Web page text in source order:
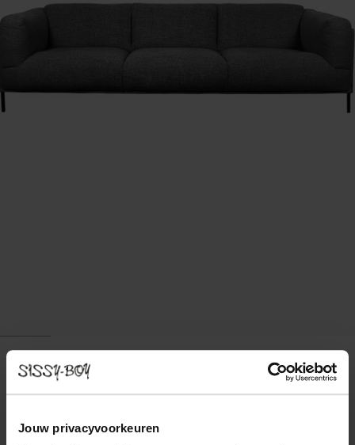
Jouw privacyvoorkeuren
2049.00
Zwarte 3-zits bank uit The Duke serie van Sissy-Boy. The Duke